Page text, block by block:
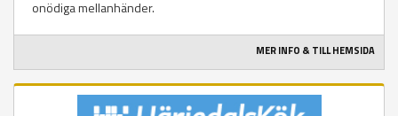
onödiga mellanhänder.
MER INFO & TILL HEMSIDA